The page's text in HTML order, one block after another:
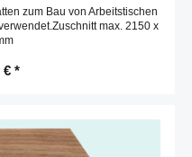
zum Bau von Arbeitstischen
max. 2150 x
€ *